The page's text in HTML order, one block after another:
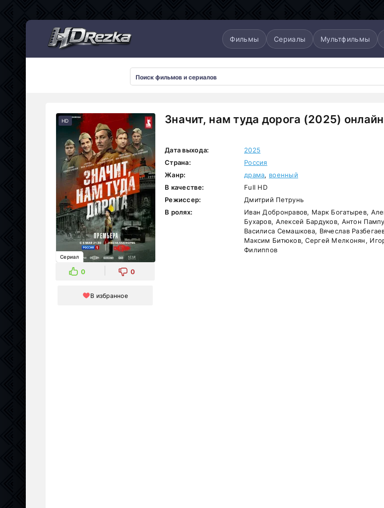
Фильмы Сериалы Мультфильмы
Значит, нам туда дорога (2025) онлайн
HD
Сериал
0 0
В избранное
Дата выхода:
2025
Страна:
Россия
Жанр:
драма, военный
В качестве:
Full HD
Режиссер:
Дмитрий Петрунь
В ролях:
Иван Добронравов, Марк Богатырев,
Бухаров, Алексей Бардуков, Антон
Василиса Семашкова, Вячеслав
Максим Битюков, Сергей Мелконян,
Филиппов
Мультсериалы